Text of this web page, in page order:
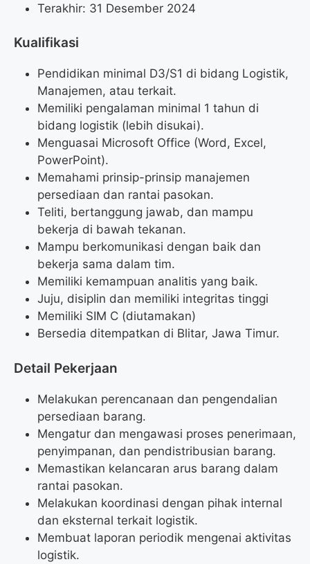
Terakhir: 31 Desember 2024
Kualifikasi
Pendidikan minimal D3/S1 di bidang Logistik,
Manajemen, atau terkait.
Memiliki pengalaman minimal 1 tahun di
bidang logistik (lebih disukai).
Menguasai Microsoft Office (Word, Excel,
PowerPoint).
Memahami prinsip-prinsip manajemen
persediaan dan rantai pasokan.
Teliti, bertanggung jawab, dan mampu
bekerja di bawah tekanan.
Mampu berkomunikasi dengan baik dan
bekerja sama dalam tim.
Memiliki kemampuan analitis yang baik.
Juju, disiplin dan memiliki integritas tinggi
Memiliki SIM C (diutamakan)
Bersedia ditempatkan di Blitar, Jawa Timur.
Detail Pekerjaan
Melakukan perencanaan dan pengendalian
persediaan barang.
Mengatur dan mengawasi proses penerimaan,
penyimpanan, dan pendistribusian barang.
Memastikan kelancaran arus barang dalam
rantai pasokan.
Melakukan koordinasi dengan pihak internal
dan eksternal terkait logistik.
Membuat laporan periodik mengenai aktivitas
logistik.